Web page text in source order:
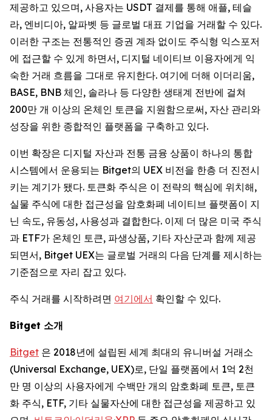
제공하고 있으며, 사용자는 USDT 결제를 통해 애플, 테슬
라, 엔비디아, 알파벳 등 글로벌 대표 기업을 거래할 수 있다.
이러한 구조는 전통적인 증권 계좌 없이도 주식형 익스포저
에 접근할 수 있게 하면서, 디지털 네이티브 이용자에게 익
숙한 거래 흐름을 그대로 유지한다. 여기에 더해 이더리움,
BASE, BNB 체인, 솔라나 등 다양한 생태계 전반에 걸쳐
200만 개 이상의 온체인 토큰을 지원함으로써, 자산 관리와
성장을 위한 종합적인 플랫폼을 구축하고 있다.
이번 확장은 디지털 자산과 전통 금융 상품이 하나의 통합
시스템에서 운용되는 Bitget의 UEX 비전을 한층 더 진전시
키는 계기가 됐다. 토큰화 주식은 이 전략의 핵심에 위치해,
실물 주식에 대한 접근성을 암호화폐 네이티브 플랫폼이 지
닌 속도, 유동성, 사용성과 결합한다. 이제 더 많은 미국 주식
과 ETF가 온체인 토큰, 파생상품, 기타 자산군과 함께 제공
되면서, Bitget UEX는 글로벌 거래의 다음 단계를 제시하는
기준점으로 자리 잡고 있다.
주식 거래를 시작하려면 여기에서 확인할 수 있다.
Bitget 소개
Bitget 은 2018년에 설립된 세계 최대의 유니버설 거래소
(Universal Exchange, UEX)로, 단일 플랫폼에서 1억 2천
만 명 이상의 사용자에게 수백만 개의 암호화폐 토큰, 토큰
화 주식, ETF, 기타 실물자산에 대한 접근성을 제공하고 있